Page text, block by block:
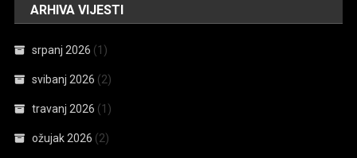
ARHIVA VIJESTI
srpanj 2026 (1)
svibanj 2026 (2)
travanj 2026 (1)
ožujak 2026 (2)